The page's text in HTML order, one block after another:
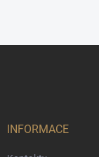
INFORMACE